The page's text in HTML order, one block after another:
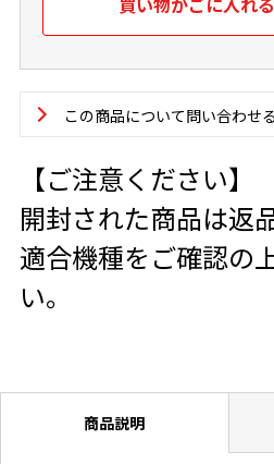
この商品について問い合わせる
【ご注意ください】
開封された商品は返
適合機種をご確認の
い。
商品説明